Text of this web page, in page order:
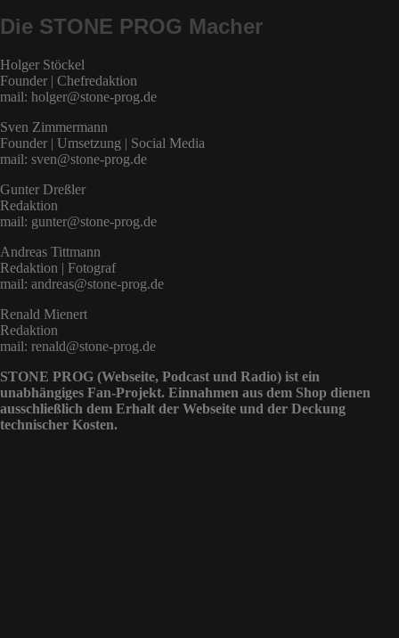
Die STONE PROG Macher
Holger Stöckel
Founder | Chefredaktion
mail: holger@stone-prog.de
Sven Zimmermann
Founder | Umsetzung | Social Media
mail: sven@stone-prog.de
Gunter Dreßler
Redaktion
mail: gunter@stone-prog.de
Andreas Tittmann
Redaktion | Fotograf
mail: andreas@stone-prog.de
Renald Mienert
Redaktion
mail: renald@stone-prog.de
STONE PROG (Webseite, Podcast und Radio) ist ein
unabhängiges Fan-Projekt. Einnahmen aus dem Shop dienen
ausschließlich dem Erhalt der Webseite und der Deckung
technischer Kosten.